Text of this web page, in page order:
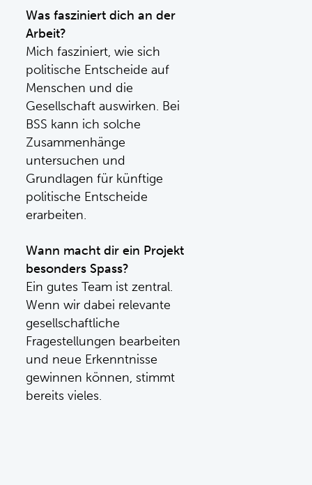
Was fasziniert dich an der
Arbeit?
Mich fasziniert, wie sich
politische Entscheide auf
Menschen und die
Gesellschaft auswirken. Bei
BSS kann ich solche
Zusammenhänge
untersuchen und
Grundlagen für künftige
politische Entscheide
erarbeiten.
Wann macht dir ein Projekt
besonders Spass?
Ein gutes Team ist zentral.
Wenn wir dabei relevante
gesellschaftliche
Fragestellungen bearbeiten
und neue Erkenntnisse
gewinnen können, stimmt
bereits vieles.